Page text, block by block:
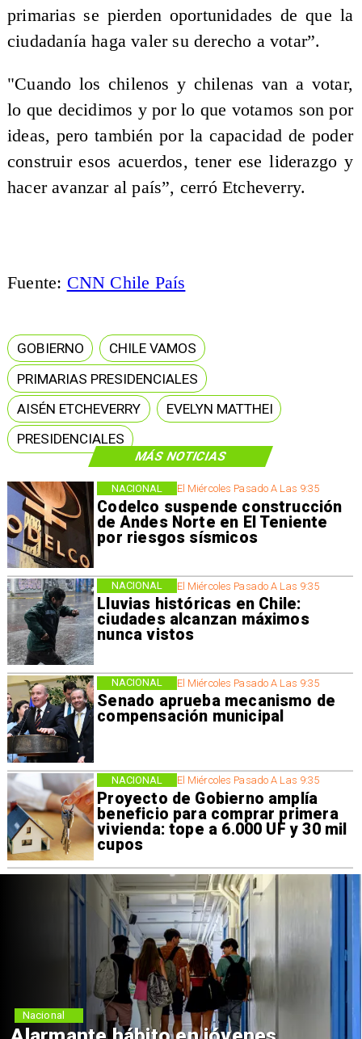
MÁS NOTICIAS
El Miércoles Pasado A Las 9:35
Codelco suspende construcción
de Andes Norte en El Teniente
por riesgos sísmicos
NACIONAL
El Miércoles Pasado A Las 9:35
Lluvias históricas en Chile:
ciudades alcanzan máximos
nunca vistos
NACIONAL
El Miércoles Pasado A Las 9:35
Senado aprueba mecanismo de
compensación municipal
NACIONAL
El Miércoles Pasado A Las 9:35
Proyecto de Gobierno amplía
beneficio para comprar primera
vivienda: tope a 6.000 UF y 30 mil
cupos
NACIONAL
primarias se pierden oportunidades de que la
ciudadanía haga valer su derecho a votar”.
"Cuando los chilenos y chilenas van a votar,
lo que decidimos y por lo que votamos son por
ideas, pero también por la capacidad de poder
construir esos acuerdos, tener ese liderazgo y
hacer avanzar al país”, cerró Etcheverry.
Fuente: CNN Chile País
GOBIERNO
CHILE VAMOS
PRIMARIAS PRESIDENCIALES
AISÉN ETCHEVERRY
EVELYN MATTHEI
PRESIDENCIALES
Nacional